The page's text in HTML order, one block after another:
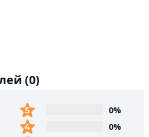
(0)
0%
0%